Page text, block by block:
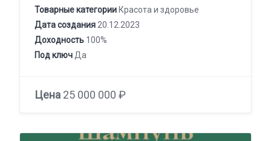
Товарные категории Красота и здоровье
Дата создания 20.12.2023
Доходность 100%
Под ключ Да
Цена 25 000 000 ₽